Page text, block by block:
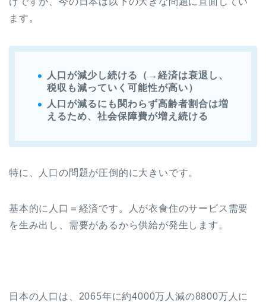
ます。
人口が減少し続ける（→経済は衰退し、
税収も減っていく可能性が高い）
人口が減るにも関わらず高齢者割合は増
えるため、社会保障費が増え続ける
特に、人口の問題が圧倒的に大きいです。
基本的に人口＝経済です。人が衣食住のサービス需要
を生み出し、需要があるから供給が発生します。
日本の人口は、2065年に約4000万人減の8800万人に